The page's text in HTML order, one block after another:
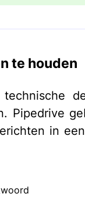
te houden
Pipedrive
in